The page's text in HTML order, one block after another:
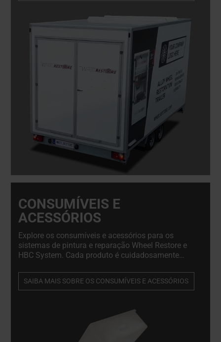
CONSUMÍVEIS E
ACESSÓRIOS
Explore os consumíveis e acessórios para os
sistemas de pintura e reparação Wheel Restore e
HBC System. Cada produto é cuidadosamente
padrões de qualidade, fiabilidade e compatibilidade
com os nossos sistemas.
SAIBA MAIS SOBRE OS CONSUMÍVEIS E ACESSÓRIOS